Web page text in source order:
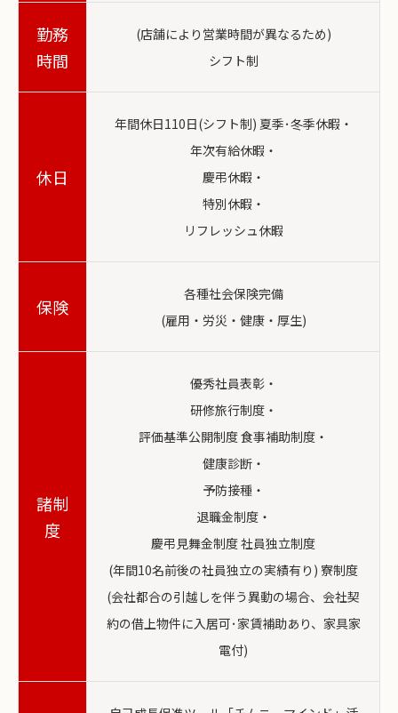
勤務
時間
(店舗により営業時間が異なるため)
シフト制
休日
年間休日110日(シフト制) 夏季･冬季休暇・
年次有給休暇・
慶弔休暇・
特別休暇・
リフレッシュ休暇
保険
各種社会保険完備
(雇用・労災・健康・厚生)
諸制
度
優秀社員表彰・
研修旅行制度・
評価基準公開制度 食事補助制度・
健康診断・
予防接種・
退職金制度・
慶弔見舞金制度 社員独立制度
(年間10名前後の社員独立の実績有り) 寮制度
(会社都合の引越しを伴う異動の場合、会社契
約の借上物件に入居可･家賃補助あり、家具家
電付)